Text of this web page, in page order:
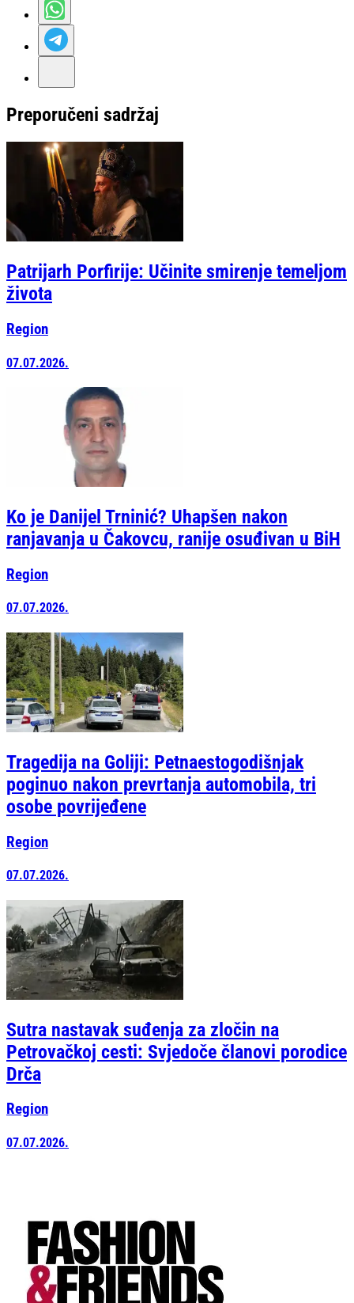
Preporučeni sadržaj
Patrijarh Porfirije: Učinite smirenje temeljom
života
Region
07.07.2026.
Ko je Danijel Trninić? Uhapšen nakon
ranjavanja u Čakovcu, ranije osuđivan u BiH
Region
07.07.2026.
Tragedija na Goliji: Petnaestogodišnjak
poginuo nakon prevrtanja automobila, tri
osobe povrijeđene
Region
07.07.2026.
Sutra nastavak suđenja za zločin na
Petrovačkoj cesti: Svjedoče članovi porodice
Drča
Region
07.07.2026.